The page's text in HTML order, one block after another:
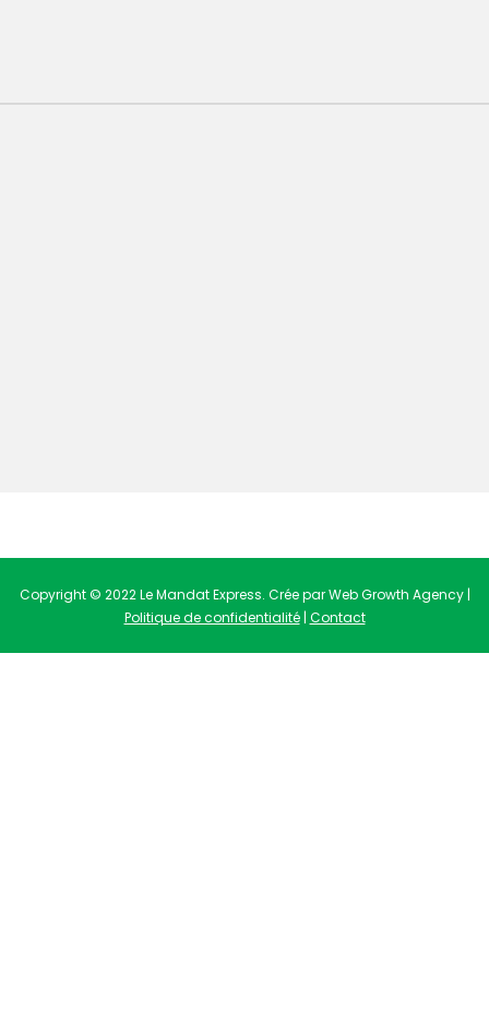
Copyright © 2022 Le Mandat Express. Crée par Web Growth Agency |
Politique de confidentialité| Contact